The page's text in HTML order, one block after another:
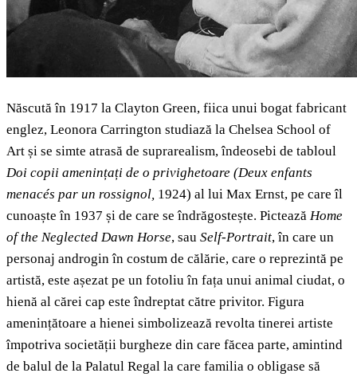
Născută în 1917 la Clayton Green, fiica unui bogat fabricant
englez, Leonora Carrington studiază la Chelsea School of
Art și se simte atrasă de suprarealism, îndeosebi de tabloul
Doi copii amenințați de o privighetoare (Deux enfants
menacés par un rossignol, 1924) al lui Max Ernst, pe care îl
cunoaște în 1937 și de care se îndrăgostește. Pictează Home
of the Neglected Dawn Horse, sau Self-Portrait, în care un
personaj androgin în costum de călărie, care o reprezintă pe
artistă, este așezat pe un fotoliu în fața unui animal ciudat, o
hienă al cărei cap este îndreptat către privitor. Figura
amenințătoare a hienei simbolizează revolta tinerei artiste
împotriva societății burgheze din care făcea parte, amintind
de balul de la Palatul Regal la care familia o obligase să